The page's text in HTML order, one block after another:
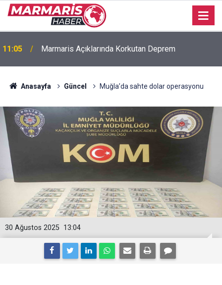
11:05 Marmaris Açıklarında Korkutan Deprem
Anasayfa Güncel Muğla’da sahte dolar operasyonu
13:04
30 Ağustos 2025